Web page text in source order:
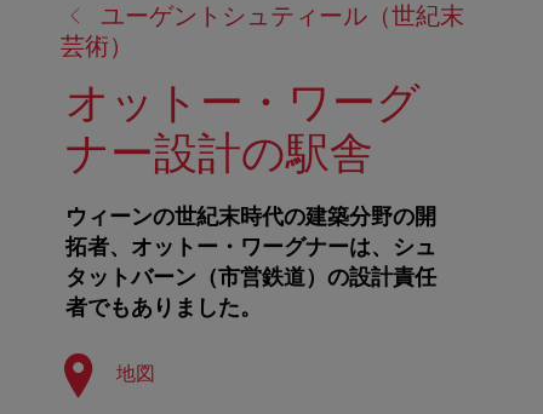
ユーゲントシュティール（世紀末
芸術）
オットー・ワーグ
ナー設計の駅舎
ウィーンの世紀末時代の建築分野の開
拓者、オットー・ワーグナーは、シュ
タットバーン（市営鉄道）の設計責任
者でもありました。
地図